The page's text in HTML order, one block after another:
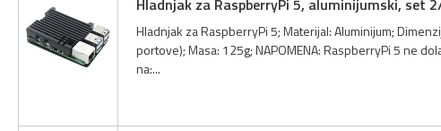
Hladnjak za RaspberryPi 5; Materijal: Aluminijum;
portove); Masa: 125g; NAPOMENA: RaspberryPi 5 ne
na:...